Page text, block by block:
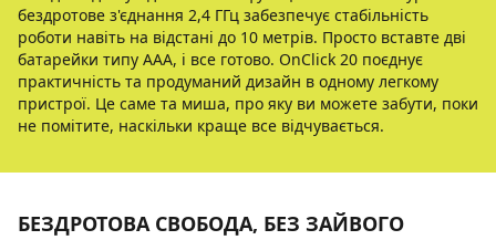
бездротове з'єднання 2,4 ГГц забезпечує стабільність
роботи навіть на відстані до 10 метрів. Просто вставте дві
батарейки типу AAA, і все готово. OnClick 20 поєднує
практичність та продуманий дизайн в одному легкому
пристрої. Це саме та миша, про яку ви можете забути, поки
не помітите, наскільки краще все відчувається.
БЕЗДРОТОВА СВОБОДА, БЕЗ ЗАЙВОГО